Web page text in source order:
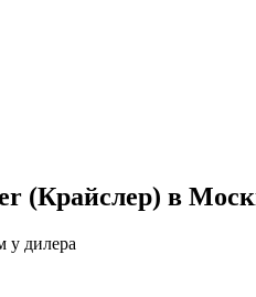
(Крайслер) в
у дилера